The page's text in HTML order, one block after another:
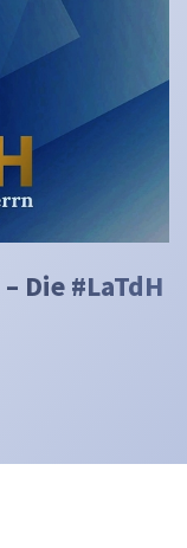
Die #LaTdH